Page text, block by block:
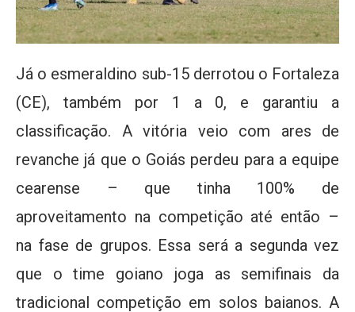
Já o esmeraldino sub-15 derrotou o Fortaleza
(CE), também por 1 a 0, e garantiu a
classificação. A vitória veio com ares de
revanche já que o Goiás perdeu para a equipe
cearense – que tinha 100% de
aproveitamento na competição até então –
na fase de grupos. Essa será a segunda vez
que o time goiano joga as semifinais da
tradicional competição em solos baianos. A